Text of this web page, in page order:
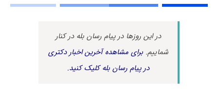
در این روزها در پیام رسان بله در کنار
شماییم.برای مشاهده آخرین اخبار دکتری
در پیام رسان بله کلیک کنید.